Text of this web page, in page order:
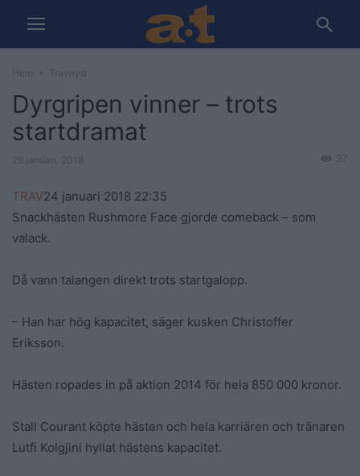
Hem Travnytt
Dyrgripen vinner – trots
startdramat
26 januari, 2018 37
TRAV24 januari 2018 22:35
Snackhästen Rushmore Face gjorde comeback – som
valack.
Då vann talangen direkt trots startgalopp.
– Han har hög kapacitet, säger kusken Christoffer
Eriksson.
Hästen ropades in på aktion 2014 för hela 850 000 kronor.
Stall Courant köpte hästen och hela karriären och tränaren
Lutfi Kolgjini hyllat hästens kapacitet.